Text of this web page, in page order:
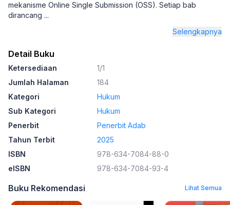
mekanisme Online Single Submission (OSS). Setiap bab
dirancang ...
Selengkapnya
Detail Buku
Ketersediaan
1/1
Jumlah Halaman
184
Kategori
Hukum
Sub Kategori
Hukum
Penerbit
Penerbit Adab
Tahun Terbit
2025
ISBN
978-634-7084-88-0
eISBN
978-634-7084-93-4
Buku Rekomendasi Lihat Semua